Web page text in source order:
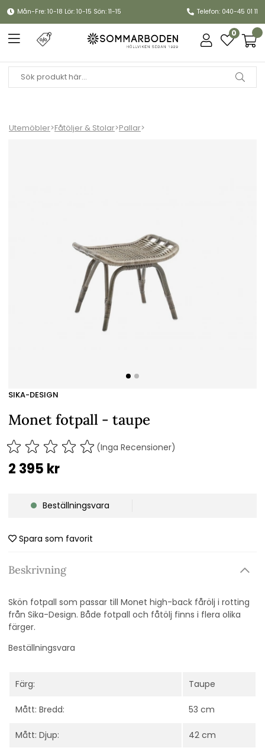
Mån-Fre: 10-18 Lör: 10-15 Sön: 11-15 Telefon: 040-45 01 11
0
Utemöbler>Fåtöljer & Stolar>Pallar>
SIKA-DESIGN
Monet fotpall - taupe
(Inga Recensioner)
2 395 kr
Beställningsvara
Spara som favorit
Beskrivning
Skön fotpall som passar till Monet high-back fårölj i rotting
från Sika-Design. Både fotpall och fåtölj finns i flera olika
färger.
Beställningsvara
Färg: Taupe
Mått: Bredd: 53 cm
Mått: Djup: 42 cm